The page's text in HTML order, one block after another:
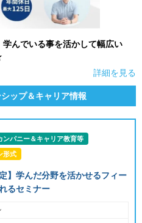
学んでいる事を活かして幅広い
詳細を見る
ップ＆キャリア情報
ンパニー＆キャリア教育等
形式
定】学んだ分野を活かせるフィー
るセミナー